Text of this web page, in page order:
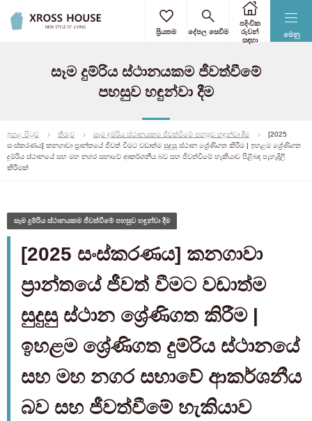
මෙනු
ප්‍රියතම දේපල සෙවීම
පදිංචික
රුවන්
සඳහා
සෑම දුම්රිය ස්ථානයකම ජීවත්වීමේ
පහසුව හඳුන්වා දීම
ඉහළ පිටුව තීරුව සෑම දුම්රිය ස්ථානයකම ජීවත්වීමේ පහසුව හඳුන්වා දීම
[2025
සංස්කරණය] කනගාවා ප්‍රාන්තයේ ජීවත් වීමට වඩාත්ම සුදුසු ස්ථාන ශ්‍රේණිගත කිරීම | ඉහළම ශ්‍රේණිගත
දුම්රිය ස්ථානයේ සහ මහ නගර සභාවේ ආකර්ශනීය බව සහ ජීවත්වීමේ හැකියාව පිළිබඳ පැහැදිලි
කිරීමක්
සෑම දුම්රිය ස්ථානයකම ජීවත්වීමේ පහසුව හඳුන්වා දීම
[2025 සංස්කරණය] කනගාවා
ප්‍රාන්තයේ ජීවත් වීමට වඩාත්ම
සුදුසු ස්ථාන ශ්‍රේණිගත කිරීම |
ඉහළම ශ්‍රේණිගත දුම්රිය ස්ථානයේ
සහ මහ නගර සභාවේ ආකර්ශනීය
බව සහ ජීවත්වීමේ හැකියාව